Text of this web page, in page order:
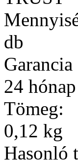
db
Garancia
24 hónap
Tömeg:
0,12 kg
Hasonló